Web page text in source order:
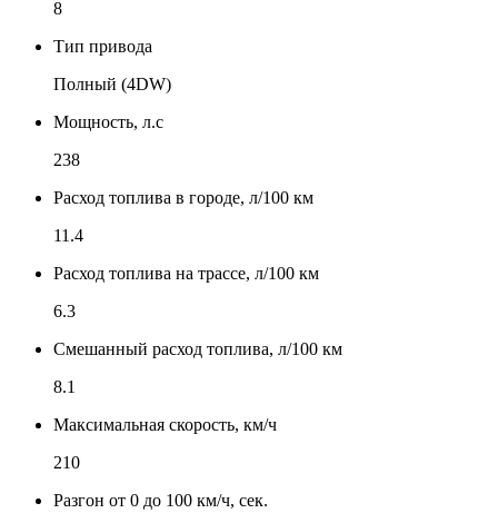
8
Тип привода
Полный (4DW)
Мощность, л.с
238
Расход топлива в городе, л/100 км
11.4
Расход топлива на трассе, л/100 км
6.3
Смешанный расход топлива, л/100 км
8.1
Максимальная скорость, км/ч
210
Разгон от 0 до 100 км/ч, сек.